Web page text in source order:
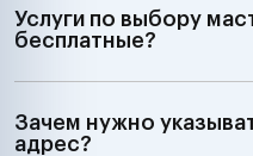
Услуги по выбору
бесплатные?
Зачем нужно
адрес?